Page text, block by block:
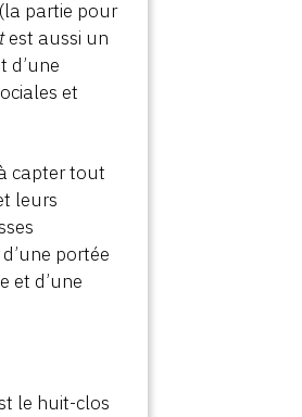
partie pour
est aussi un
d’une
et
capter tout
leurs
portée
et d’une
le huit-clos